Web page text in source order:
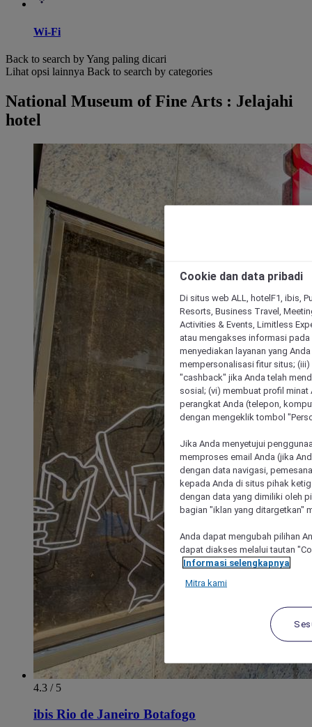
Wi-Fi
Back to search by Yang paling dicari
Lihat opsi lainnya Back to search by categories
National Museum of Fine Arts : Jelajahi
hotel
4.3 / 5
ibis Rio de Janeiro Botafogo
Cookie dan data pribadi
Di situs web ALL, hotelF1, ibis,
Resorts, Business Travel,
Activities & Events, Limitless
atau mengakses informasi
menyediakan layanan yang
mempersonalisasi fitur situs;
"cashback" jika Anda telah
sosial; (vi) membuat profil
perangkat Anda (telepon,
dengan mengeklik tombol
Jika Anda menyetujui
memproses email Anda (jika
dengan data navigasi,
kepada Anda di situs pihak
dengan data yang dimiliki oleh
bagian "iklan yang ditargetkan"
Anda dapat mengubah pilihan
dapat diakses melalui tautan
Informasi selengkapnya
Mitra kami